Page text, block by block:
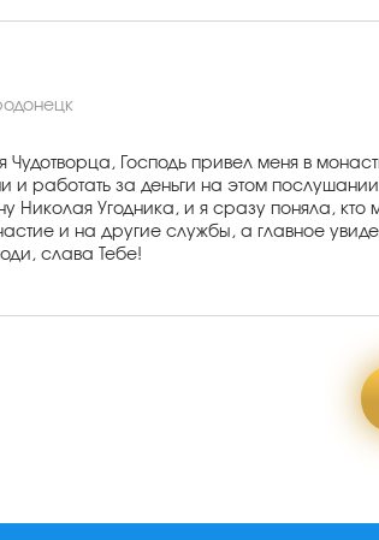
Чудотворца, Господь привел меня в
и работать за деньги на этом
Николая Угодника, и я сразу поняла,
и на другие службы, а главное
слава Тебе!